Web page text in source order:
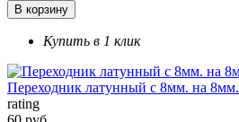
В корзину
Купить в 1 клик
Переходник латунный с 8мм. на 8мм.
rating